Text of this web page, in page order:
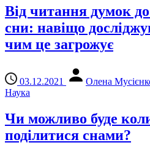
Від читання думок
сни: навіщо
чим це загрожує
03.12.2021
Олена
Наука
Чи можливо буде
поділитися снами?